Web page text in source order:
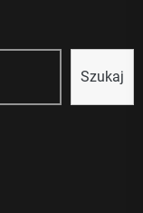
Szukaj